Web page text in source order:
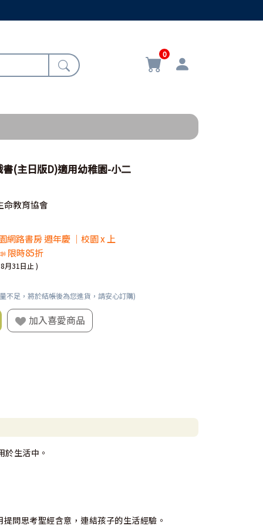
0
(主日版D)適用幼稚園-小二
命教育協會
網路書房 週年慶 ｜校園 x 上
限時85折
月31日止 )
不足，將於結帳後為您進貨，請安心訂購)
加入喜愛商品
生活中。
問思考聖經含意，連結孩子的生活經驗。